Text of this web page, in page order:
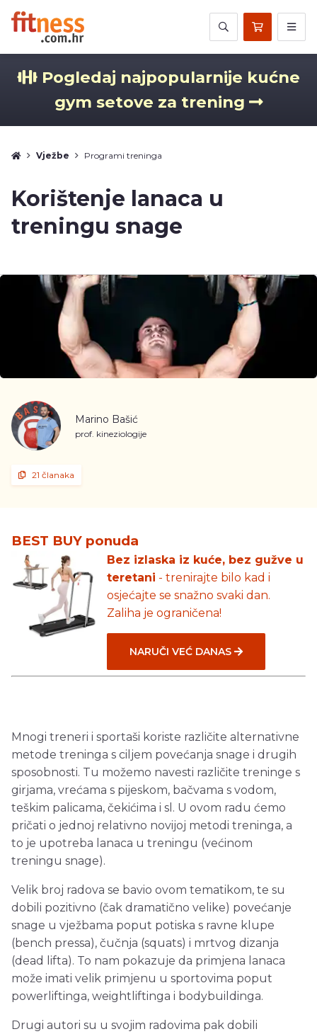
Pogledaj najpopularnije kućne
gym setove za trening
Vježbe Programi treninga
Korištenje lanaca u
treningu snage
Marino Bašić
prof. kineziologije
21 članaka
BEST BUY ponuda
Bez izlaska iz kuće, bez gužve u
teretani - trenirajte bilo kad i
osjećajte se snažno svaki dan.
Zaliha je ograničena!
NARUČI VEĆ DANAS
Mnogi treneri i sportaši koriste različite alternativne
metode treninga s ciljem povećanja snage i drugih
sposobnosti. Tu možemo navesti različite treninge s
girjama, vrećama s pijeskom, bačvama s vodom,
teškim palicama, čekićima i sl. U ovom radu ćemo
pričati o jednoj relativno novijoj metodi treninga, a
to je upotreba lanaca u treningu (većinom
treningu snage).
Velik broj radova se bavio ovom tematikom, te su
dobili pozitivno (čak dramatično velike) povećanje
snage u vježbama poput potiska s ravne klupe
(bench pressa), čučnja (squats) i mrtvog dizanja
(dead lifta). To nam pokazuje da primjena lanaca
može imati velik primjenu u sportovima poput
powerliftinga, weightliftinga i bodybuildinga.
Drugi autori su u svojim radovima pak dobili